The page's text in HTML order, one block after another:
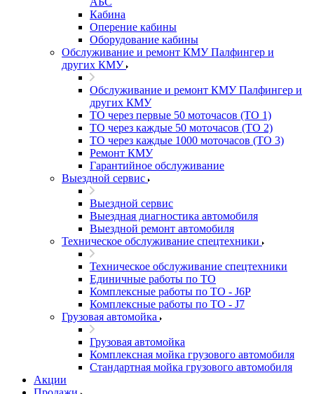
Кабина
Оперение кабины
Оборудование кабины
Обслуживание и ремонт КМУ Палфингер и
других КМУ
Обслуживание и ремонт КМУ Палфингер и
других КМУ
ТО через первые 50 моточасов (ТО 1)
ТО через каждые 50 моточасов (ТО 2)
ТО через каждые 1000 моточасов (ТО 3)
Ремонт КМУ
Гарантийное обслуживание
Выездной сервис
Выездной сервис
Выездная диагностика автомобиля
Выездной ремонт автомобиля
Техническое обслуживание спецтехники
Техническое обслуживание спецтехники
Единичные работы по ТО
Комплексные работы по ТО - J6P
Комплексные работы по ТО - J7
Грузовая автомойка
Грузовая автомойка
Комплексная мойка грузового автомобиля
Стандартная мойка грузового автомобиля
Акции